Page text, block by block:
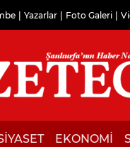
Yazarlar Foto Galeri
EKONOMİ